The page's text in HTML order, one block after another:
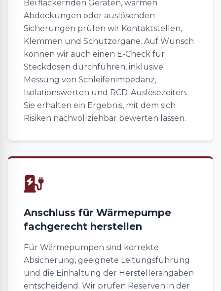
Bei flackernden Geräten, warmen
Abdeckungen oder auslösenden
Sicherungen prüfen wir Kontaktstellen,
Klemmen und Schutzorgane. Auf Wunsch
können wir auch einen E-Check für
Steckdosen durchführen, inklusive
Messung von Schleifenimpedanz,
Isolationswerten und RCD-Auslösezeiten.
Sie erhalten ein Ergebnis, mit dem sich
Risiken nachvollziehbar bewerten lassen.
Anschluss für Wärmepumpe
fachgerecht herstellen
Für Wärmepumpen sind korrekte
Absicherung, geeignete Leitungsführung
und die Einhaltung der Herstellerangaben
entscheidend. Wir prüfen Reserven in der